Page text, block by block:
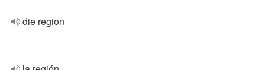
die region